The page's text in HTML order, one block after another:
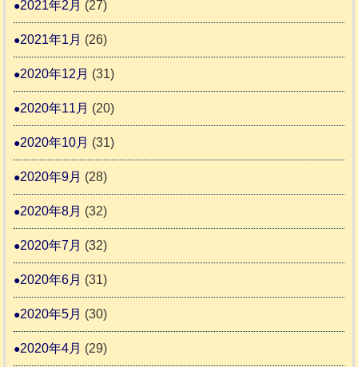
2021年2月 (27)
2021年1月 (26)
2020年12月 (31)
2020年11月 (20)
2020年10月 (31)
2020年9月 (28)
2020年8月 (32)
2020年7月 (32)
2020年6月 (31)
2020年5月 (30)
2020年4月 (29)